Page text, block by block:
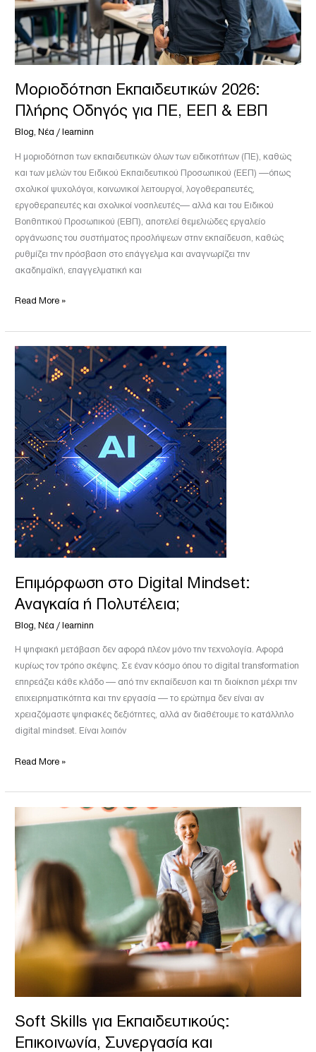
Μοριοδότηση Εκπαιδευτικών 2026:
Πλήρης Οδηγός για ΠΕ, ΕΕΠ & ΕΒΠ
Blog,Νέα /learninn
Η μοριοδότηση των εκπαιδευτικών όλων των ειδικοτήτων (ΠΕ), καθώς
και των μελών του Ειδικού Εκπαιδευτικού Προσωπικού (ΕΕΠ) —όπως
σχολικοί ψυχολόγοι, κοινωνικοί λειτουργοί, λογοθεραπευτές,
εργοθεραπευτές και σχολικοί νοσηλευτές— αλλά και του Ειδικού
Βοηθητικού Προσωπικού (ΕΒΠ), αποτελεί θεμελιώδες εργαλείο
οργάνωσης του συστήματος προσλήψεων στην εκπαίδευση, καθώς
ρυθμίζει την πρόσβαση στο επάγγελμα και αναγνωρίζει την
ακαδημαϊκή, επαγγελματική και
&
ΕΒΠ
Read More »
Επιμόρφωση στο Digital Mindset:
Αναγκαία ή Πολυτέλεια;
Blog ,Νέα /learninn
Η ψηφιακή μετάβαση δεν αφορά πλέον μόνο την τεχνολογία. Αφορά
κυρίως τον τρόπο σκέψης. Σε έναν κόσμο όπου το digital transformation
επηρεάζει κάθε κλάδο — από την εκπαίδευση και τη διοίκηση μέχρι την
επιχειρηματικότητα και την εργασία — το ερώτημα δεν είναι αν
χρειαζόμαστε ψηφιακές δεξιότητες, αλλά αν διαθέτουμε το κατάλληλο
digital mindset. Είναι λοιπόν
Επιμόρφωση
στο
Digital
Mindset:
Αναγκαία
Πολυτέλεια;
Read More »
Soft Skills για Εκπαιδευτικούς:
Επικοινωνία, Συνεργασία και
Skills
για
Εκπαιδευτικούς:
Επικοινωνία,
Συνεργασία
Αυτοαποτελεσματικότητα
στην
Τάξη